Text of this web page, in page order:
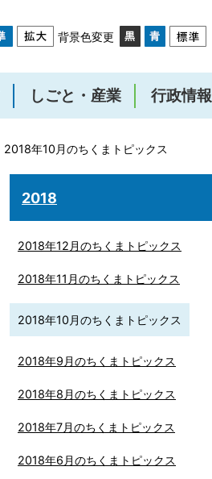
背景色変更
しごと・産業 行政情報
2018年10月のちくまトピックス
2018
2018年12月のちくまトピックス
2018年11月のちくまトピックス
2018年10月のちくまトピックス
2018年9月のちくまトピックス
2018年8月のちくまトピックス
2018年7月のちくまトピックス
2018年6月のちくまトピックス